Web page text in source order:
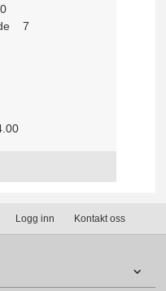
7
Logg inn Kontakt oss